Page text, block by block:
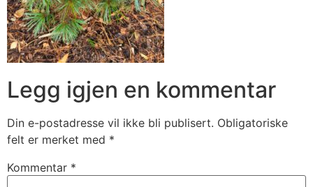
Legg igjen en kommentar
Din e-postadresse vil ikke bli publisert. Obligatoriske
felt er merket med *
Kommentar *